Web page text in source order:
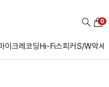
이크레코딩Hi-Fi스피커S/W악세
0